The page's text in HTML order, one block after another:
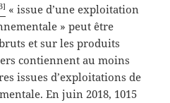
« issue d’une exploitation
» peut être
et sur les produits
contiennent au moins
issues d’exploitations de
En juin 2018, 1015